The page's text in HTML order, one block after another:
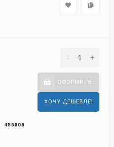
- +
ОФОРМИТЬ
ХОЧУ ДЕШЕВЛЕ!
455808